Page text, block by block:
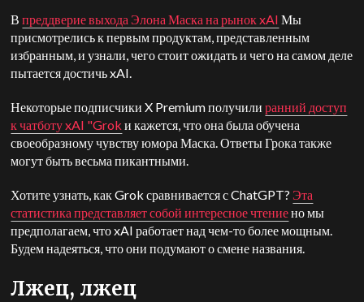
Впреддверие выхода Элона Маска на рынок xAI Мы
присмотрелись к первым продуктам, представленным
избранным, и узнали, чего стоит ожидать и чего на самом деле
пытается достичь xAI.
Некоторые подписчики X Premium получилиранний доступ
к чатботу xAI "Grok и кажется, что она была обучена
своеобразному чувству юмора Маска. Ответы Грока также
могут быть весьма пикантными.
Хотите узнать, как Grok сравнивается с ChatGPT? Эта
статистика представляет собой интересное чтениено мы
предполагаем, что xAI работает над чем-то более мощным.
Будем надеяться, что они подумают о смене названия.
Лжец, лжец